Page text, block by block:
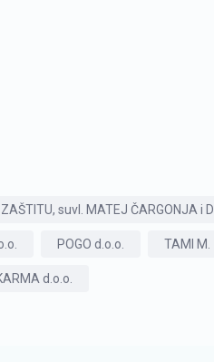
suvl. MATEJ ČARGONJA i
POGO d.o.o. TAMI
d.o.o.